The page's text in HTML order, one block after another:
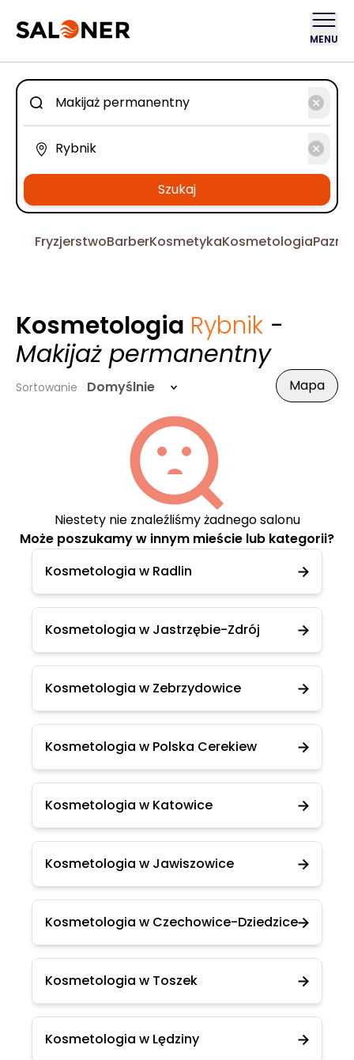
MENU
Szukaj
FryzjerstwoBarberKosmetykaKosmetologia
Kosmetologia Rybnik -
Makijaż permanentny
Sortowanie Domyślnie Mapa
Niestety nie znaleźliśmy żadnego salonu
Może poszukamy w innym mieście lub kategorii?
Kosmetologia w Radlin
Kosmetologia w Jastrzębie-Zdrój
Kosmetologia w Zebrzydowice
Kosmetologia w Polska Cerekiew
Kosmetologia w Katowice
Kosmetologia w Jawiszowice
Kosmetologia w Czechowice-Dziedzice
Kosmetologia w Toszek
Kosmetologia w Lędziny